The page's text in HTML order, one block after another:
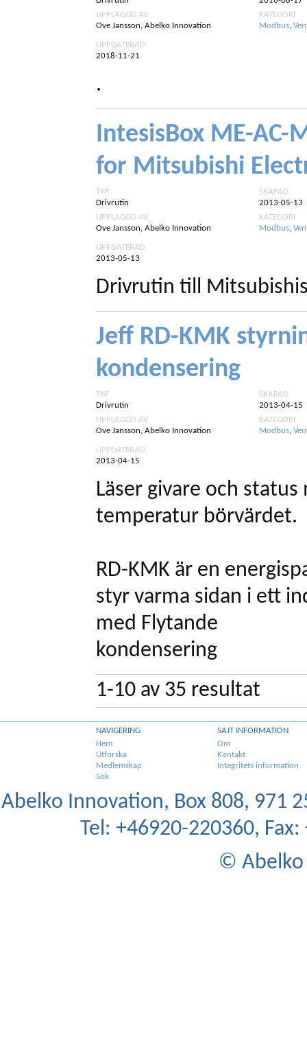
UPPLAGGD AV
Ove Jansson, Abelko Innovation
KATEGORI
Modbus,
UPPDATERAD
2018-11-21
.
IntesisBox ME-AC-
for Mitsubishi
TYP
Drivrutin
UPPLAGGD AV
Ove Jansson, Abelko Innovation
SKAPAD
2013-05-13
KATEGORI
Modbus,
UPPDATERAD
2013-05-13
Drivrutin till
Jeff RD-KMK
kondensering
TYP
Drivrutin
UPPLAGGD AV
Ove Jansson, Abelko Innovation
SKAPAD
2013-04-15
KATEGORI
Modbus,
UPPDATERAD
2013-04-15
Läser givare och
temperatur börvärdet.
RD-KMK är en
styr varma sidan i ett
med Flytande
kondensering
1-10 av 35 resultat
NAVIGERING
Hem
Utforska
Medlemskap
Sök
SAJT INFORMATION
Om
Kontakt
Integritets information
Abelko Innovation, Box 808, 971
Tel: +46920-220360,
© Abelko